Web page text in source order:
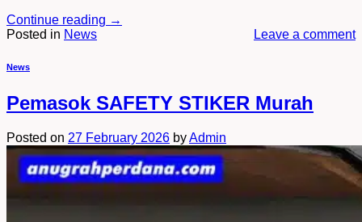
Continue reading →
Posted in News Leave a comment
News
Pemasok SAFETY STIKER Murah
Posted on 27 February 2026 byAdmin